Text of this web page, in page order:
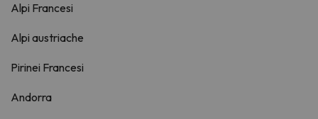
Alpi Francesi
Alpi austriache
Pirinei Francesi
Andorra